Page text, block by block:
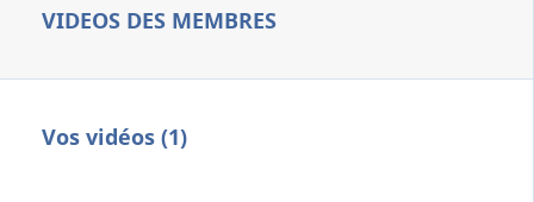
VIDEOS DES MEMBRES
Vos vidéos (1)